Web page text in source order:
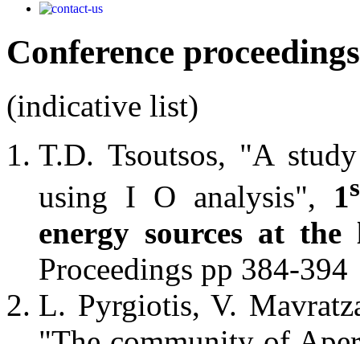
Conference
(indicative list)
T.D. Tsoutsos, "A
using I O analysis", 1
energy sources at
Proceedings pp 384-394
L. Pyrgiotis, V.